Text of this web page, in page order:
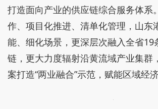
打造面向产业的供应链综合服务体系
作、项目化推进、清单化管理，山东
能、细化场景，更深层次融入全省19
链，更大力度辐射沿黄流域产业集群
案打造“两业融合”示范，赋能区域经